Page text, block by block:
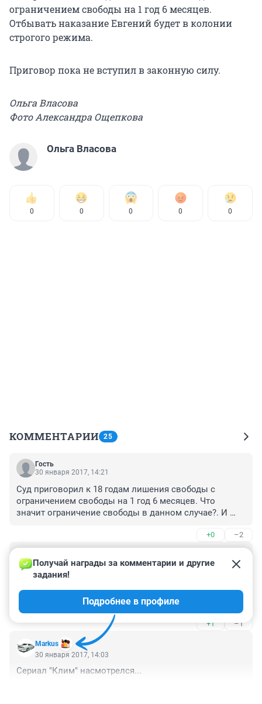
ограничением свободы на 1 год 6 месяцев.
Отбывать наказание Евгений будет в колонии
строгого режима.
Приговор пока не вступил в законную силу.
Ольга Власова
Фото Александра Ощепкова
Ольга Власова
0 0 0 0 0
КОММЕНТАРИИ 25
Гость
30 января 2017, 14:21
Суд приговорил к 18 годам лишения свободы с
ограничением свободы на 1 год 6 месяцев. Что
значит ограничение свободы в данном случае?. И
+0 –2
30 января 2017, 14:14
Он туда уже пришел преднамеренно с ними
расправиться. Не кто с ним там не распивал
алкогольные напитки. У него уже второе такое
преступление в этой же деревни. Люди живут и
боятся, кто будет следующий.
+1 –1
Markus
Получай награды за комментарии и другие
задания!
Подробнее в профиле
30 января 2017, 14:03
Сериал "Клим" насмотрелся...